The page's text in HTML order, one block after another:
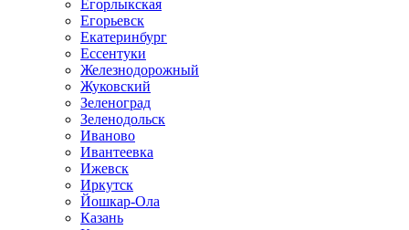
Егорлыкская
Егорьевск
Екатеринбург
Ессентуки
Железнодорожный
Жуковский
Зеленоград
Зеленодольск
Иваново
Ивантеевка
Ижевск
Иркутск
Йошкар-Ола
Казань